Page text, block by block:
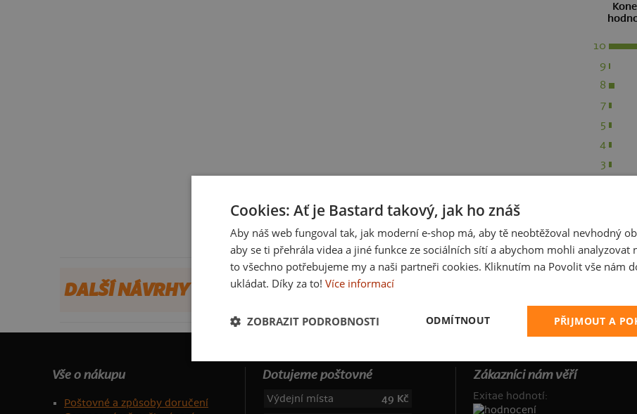
10
9
8
7
5
4
3
DALŠÍ NÁVRHY OD DR3KO
Vše o nákupu
Poštovné a způsoby doručení
Dotujeme poštovné
Výdejní místa
49 Kč
Zákazníci nám věří
Exitae hodnotí:
Cookies: Ať je Bastard takový, jak ho znáš
Aby náš web fungoval tak, jak moderní e-shop má, aby tě neobtěžoval nevhodný
aby se ti přehrála videa a jiné funkce ze sociálních sítí a abychom mohli analyzovat
to všechno potřebujeme my a naši partneři cookies. Kliknutím na Povolit vše nám
ukládat. Díky za to! Více informací
PŘIJMOUT A
ODMÍTNOUT
ZOBRAZIT PODROBNOSTI